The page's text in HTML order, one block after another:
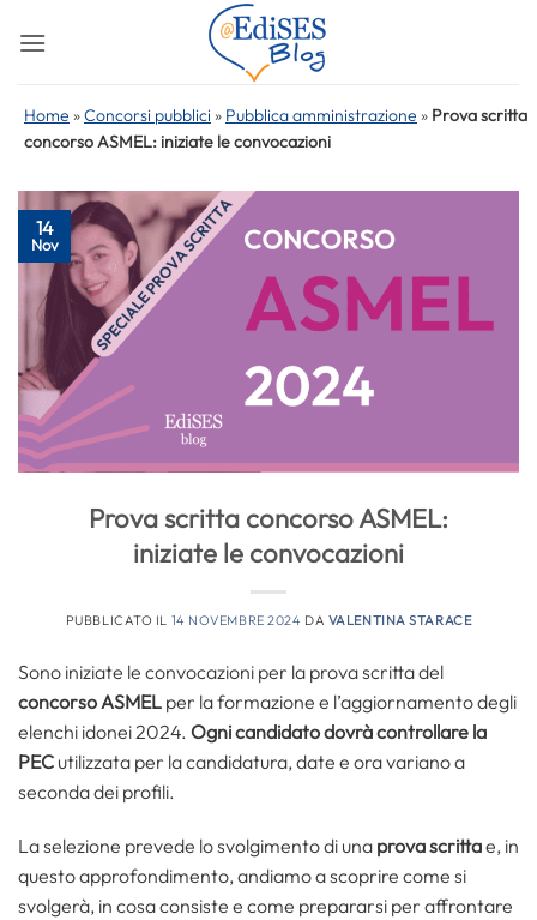
Home »Concorsi pubblici » Pubblica amministrazione » Prova scritta
concorso ASMEL: iniziate le convocazioni
14
Nov
Prova scritta concorso ASMEL:
iniziate le convocazioni
PUBBLICATO IL 14 NOVEMBRE 2024 DA VALENTINA STARACE
Sono iniziate le convocazioni per la prova scritta del
concorso ASMEL per la formazione e l’aggiornamento degli
elenchi idonei 2024. Ogni candidato dovrà controllare la
PEC utilizzata per la candidatura, date e ora variano a
seconda dei profili.
La selezione prevede lo svolgimento di una prova scrittae, in
questo approfondimento, andiamo a scoprire come si
svolgerà, in cosa consiste e come prepararsi per affrontare